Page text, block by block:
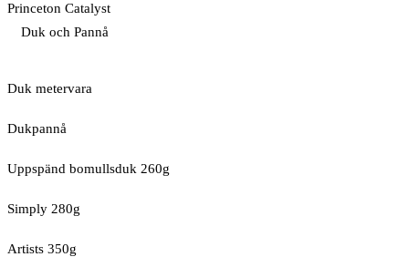
Princeton Catalyst
Duk och Pannå
Duk metervara
Dukpannå
Uppspänd bomullsduk 260g
Simply 280g
Artists 350g